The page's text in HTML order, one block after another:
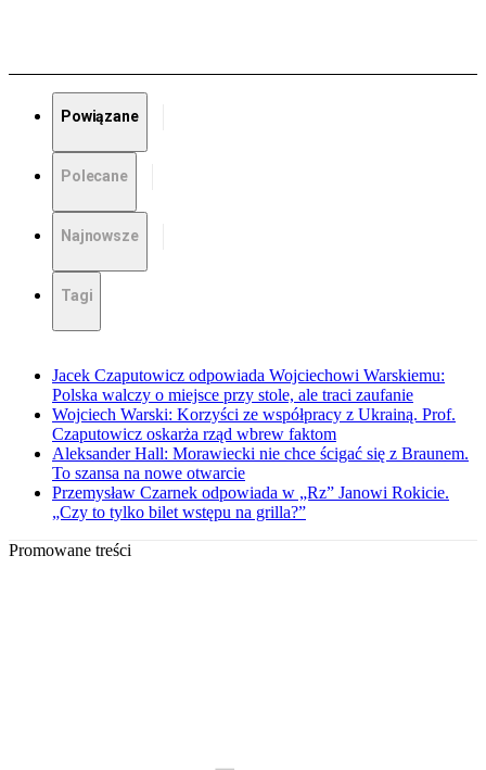
Powiązane
Polecane
Najnowsze
Tagi
Jacek Czaputowicz odpowiada Wojciechowi Warskiemu:
Polska walczy o miejsce przy stole, ale traci zaufanie
Wojciech Warski: Korzyści ze współpracy z Ukrainą. Prof.
Czaputowicz oskarża rząd wbrew faktom
Aleksander Hall: Morawiecki nie chce ścigać się z Braunem.
To szansa na nowe otwarcie
Przemysław Czarnek odpowiada w „Rz” Janowi Rokicie.
„Czy to tylko bilet wstępu na grilla?”
Promowane treści